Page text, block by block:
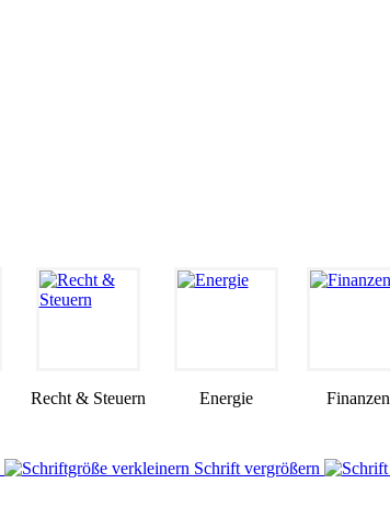
Recht & Steuern Energie Finanzen
Schrift vergrößern